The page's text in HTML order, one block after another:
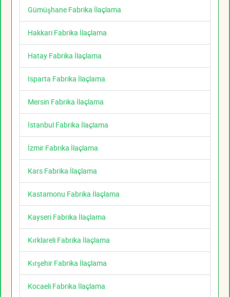
Gümüşhane Fabrika İlaçlama
Hakkari Fabrika İlaçlama
Hatay Fabrika İlaçlama
Isparta Fabrika İlaçlama
Mersin Fabrika İlaçlama
İstanbul Fabrika İlaçlama
İzmir Fabrika İlaçlama
Kars Fabrika İlaçlama
Kastamonu Fabrika İlaçlama
Kayseri Fabrika İlaçlama
Kırklareli Fabrika İlaçlama
Kırşehir Fabrika İlaçlama
Kocaeli Fabrika İlaçlama